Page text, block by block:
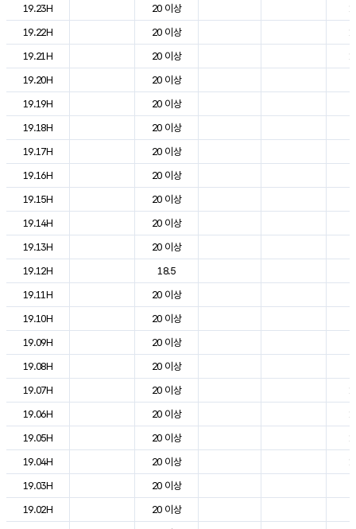
19.23H
20 이상
19.22H
20 이상
19.21H
20 이상
19.20H
20 이상
19.19H
20 이상
19.18H
20 이상
19.17H
20 이상
19.16H
20 이상
19.15H
20 이상
19.14H
20 이상
19.13H
20 이상
19.12H
18.5
19.11H
20 이상
19.10H
20 이상
19.09H
20 이상
19.08H
20 이상
19.07H
20 이상
19.06H
20 이상
19.05H
20 이상
19.04H
20 이상
19.03H
20 이상
19.02H
20 이상